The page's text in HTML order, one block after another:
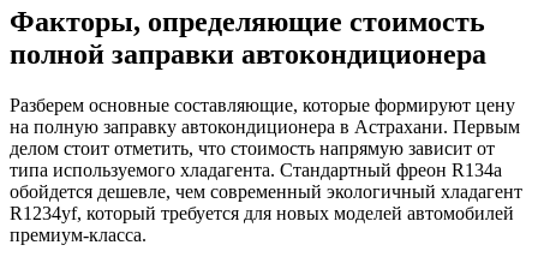
Факторы, определяющие стоимость
полной заправки автокондиционера
Разберем основные составляющие, которые формируют цену
на полную заправку автокондиционера в Астрахани. Первым
делом стоит отметить, что стоимость напрямую зависит от
типа используемого хладагента. Стандартный фреон R134a
обойдется дешевле, чем современный экологичный хладагент
R1234yf, который требуется для новых моделей автомобилей
премиум-класса.